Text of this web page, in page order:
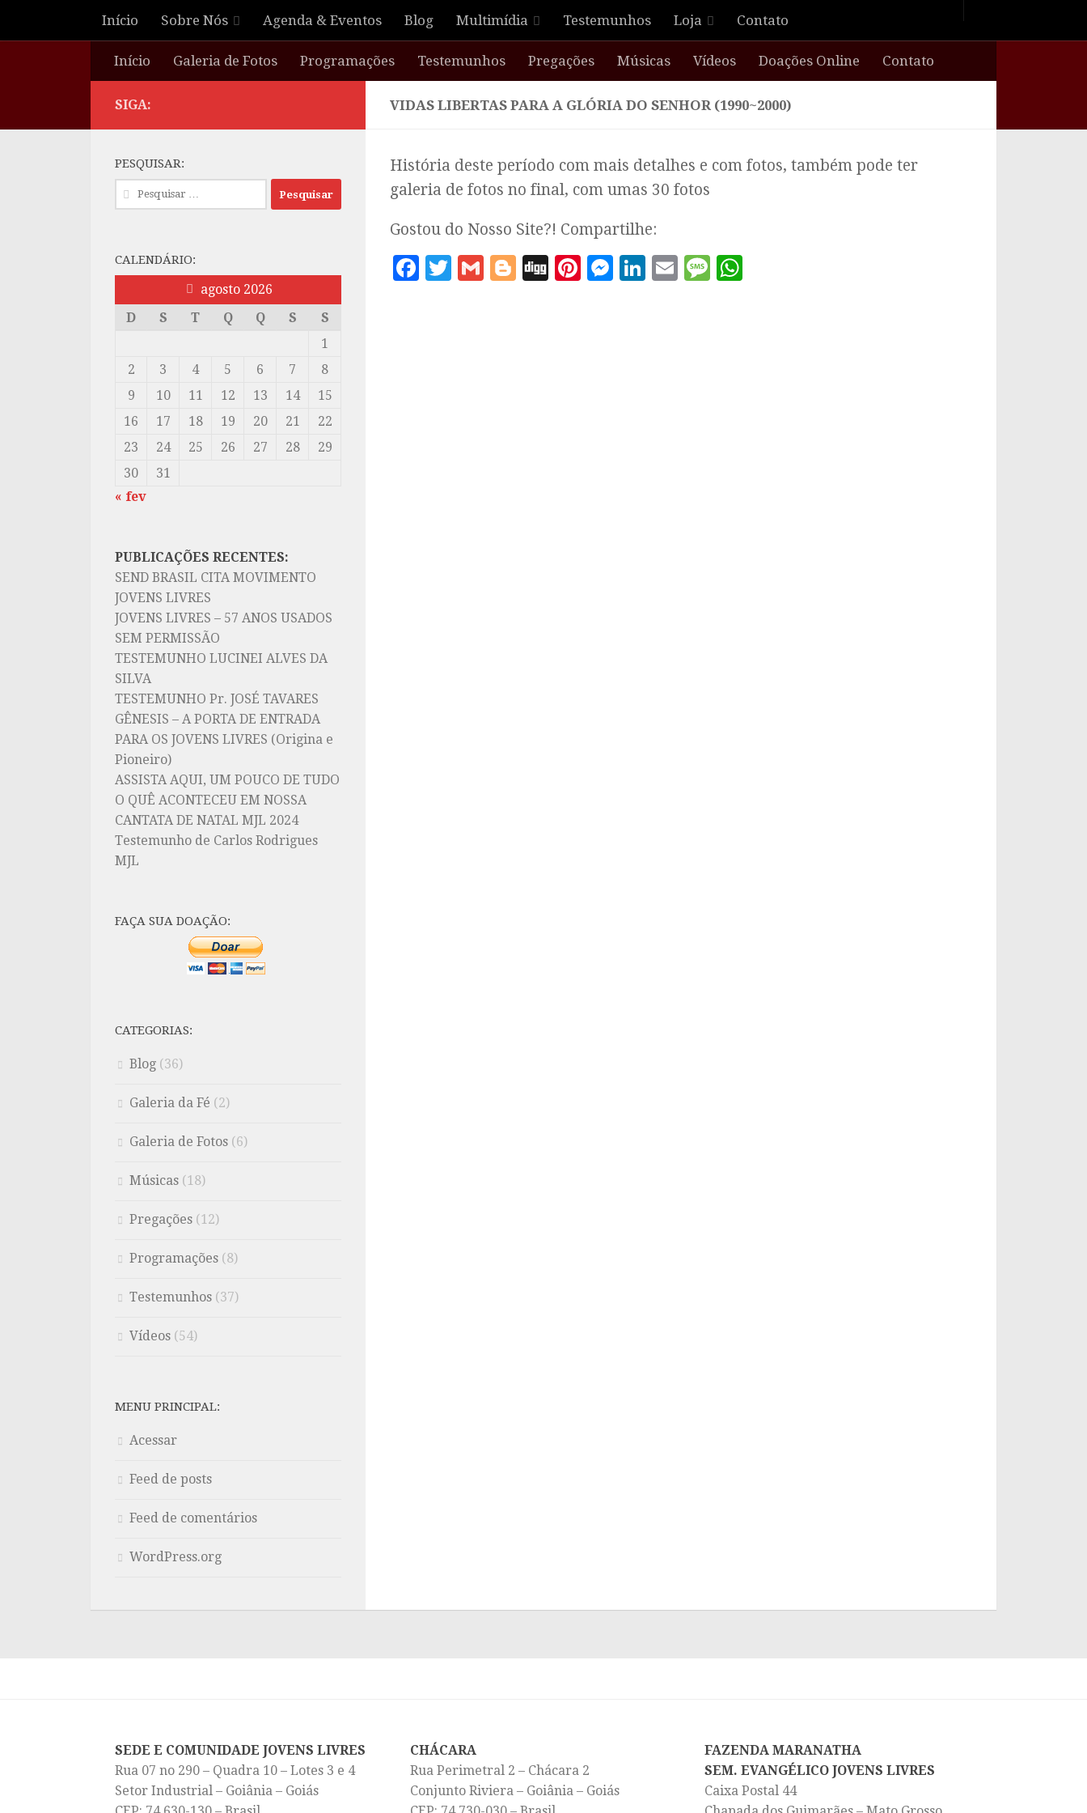
Skip to content
Início Sobre Nós Agenda & Eventos Blog Multimídia Testemunhos Loja Contato
Início Galeria de Fotos Programações Testemunhos Pregações Músicas Vídeos Doações Online Contato
VIDAS LIBERTAS PARA A GLÓRIA DO SENHOR (1990~2000)
História deste período com mais detalhes e com fotos, também pode ter
galeria de fotos no final, com umas 30 fotos
Gostou do Nosso Site?! Compartilhe:
Facebook
Twitter
Gmail
Blogger
DiggPinterest
Messenger
LinkedIn
EmailMessage
SIGA:
PESQUISAR:
Pesquisar
por:
CALENDÁRIO:
agosto 2026
D
S T Q Q S
S
1
2
3 4 5 6 7
8
9
10 11 12 13 14
15
16
17 18 19 20 21
22
23
24 25 26 27 28
29
30
31
« fev
PUBLICAÇÕES RECENTES:
SEND BRASIL CITA MOVIMENTO
JOVENS LIVRES
JOVENS LIVRES – 57 ANOS USADOS
SEM PERMISSÃO
TESTEMUNHO LUCINEI ALVES DA
SILVA
TESTEMUNHO Pr. JOSÉ TAVARES
GÊNESIS – A PORTA DE ENTRADA
PARA OS JOVENS LIVRES (Origina e
Pioneiro)
ASSISTA AQUI, UM POUCO DE TUDO
O QUÊ ACONTECEU EM NOSSA
CANTATA DE NATAL MJL 2024
Testemunho de Carlos Rodrigues
MJL
FAÇA SUA DOAÇÃO:
CATEGORIAS:
Blog (36)
Galeria da Fé (2)
Galeria de Fotos (6)
Músicas (18)
Pregações (12)
Programações (8)
Testemunhos (37)
Vídeos (54)
MENU PRINCIPAL:
Acessar
Feed de posts
Feed de comentários
WordPress.org
SEDE E COMUNIDADE JOVENS LIVRES
Rua 07 no 290 – Quadra 10 – Lotes 3 e 4
Setor Industrial – Goiânia – Goiás
CHÁCARA
Rua Perimetral 2 – Chácara 2
Conjunto Riviera – Goiânia – Goiás
FAZENDA MARANATHA
SEM. EVANGÉLICO JOVENS LIVRES
Caixa Postal 44